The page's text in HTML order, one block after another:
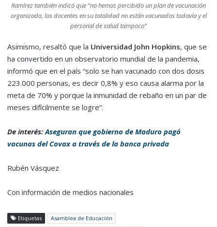
Ramírez también indicó que “no hemos percibido un plan de vacunación
organizado, los docentes en su totalidad no están vacunados todavía y el
personal de salud tampoco”
Asimismo, resaltó que la Universidad John Hopkins, que se
ha convertido en un observatorio mundial de la pandemia,
informó que en el país “solo se han vacunado con dos dosis
223.000 personas, es decir 0,8% y eso causa alarma por la
meta de 70% y porque la inmunidad de rebaño en un par de
meses difícilmente se logre”.
De interés:Aseguran que gobierno de Maduro pagó
vacunas del Covax a través de la banca privada
Rubén Vásquez
Con información de medios nacionales
Etiquetas
Asamblea de Educación